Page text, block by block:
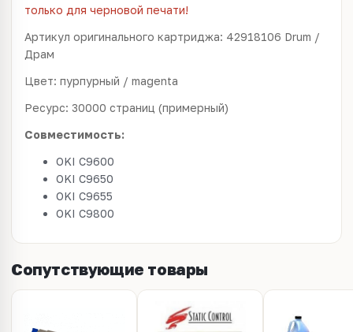
только для черновой печати!
Артикул оригинального картриджа: 42918106 Drum /
Драм
Цвет: пурпурный / magenta
Ресурс: 30000 страниц (примерный)
Совместимость:
OKI C9600
OKI C9650
OKI C9655
OKI C9800
Сопутствующие товары